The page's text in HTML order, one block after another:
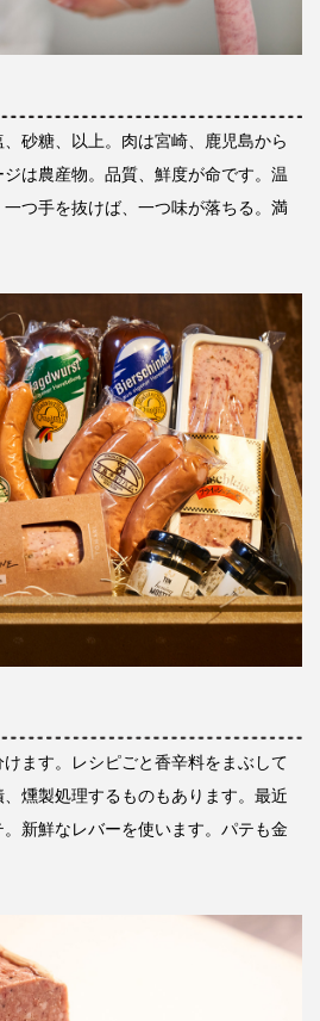
砂糖、以上。肉は宮崎、鹿児島から
は農産物。品質、鮮度が命です。温
つ手を抜けば、一つ味が落ちる。満
ます。レシピごと香辛料をまぶして
燻製処理するものもあります。最近
新鮮なレバーを使います。パテも金